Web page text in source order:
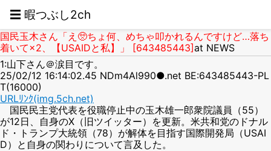
☰ 暇つぶし2ch
国民玉木さん「え🥺ちょ何、めちゃ叩かれるんですけど…落ち
着いて×2、【USAIDと私】」 [643485443]at NEWS
1:山下さん＠涙目です。
25/02/12 16:14:02.45 NDm4Al990●.net BE:643485443-PL
T(16000)
URLﾘﾝｸ(img.5ch.net)
国民民主党代表を役職停止中の玉木雄一郎衆院議員（55）
が12日、自身のX（旧ツイッター）を更新。米共和党のドナル
ド・トランプ大統領（78）が解体を目指す国際開発局（USAI
D）と自身の関わりについて言及した。